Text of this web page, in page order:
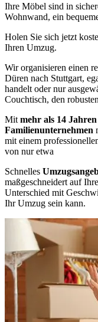
Ihre Möbel sind in
Wohnwand, ein
Holen Sie sich jetzt
Ihren Umzug.
Wir organisieren einen
Düren nach Stuttgart,
handelt oder nur
Couchtisch, den
Mit mehr als 14
Familienunternehmen
mit einem
von nur etwa
Schnelles
maßgeschneidert auf
Unterschied mit
Ihr Umzug sein kann.